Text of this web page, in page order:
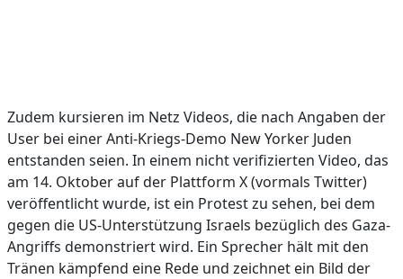
Zudem kursieren im Netz Videos, die nach Angaben der
User bei einer Anti-Kriegs-Demo New Yorker Juden
entstanden seien. In einem nicht verifizierten Video, das
am 14. Oktober auf der Plattform X (vormals Twitter)
veröffentlicht wurde, ist ein Protest zu sehen, bei dem
gegen die US-Unterstützung Israels bezüglich des Gaza-
Angriffs demonstriert wird. Ein Sprecher hält mit den
Tränen kämpfend eine Rede und zeichnet ein Bild der